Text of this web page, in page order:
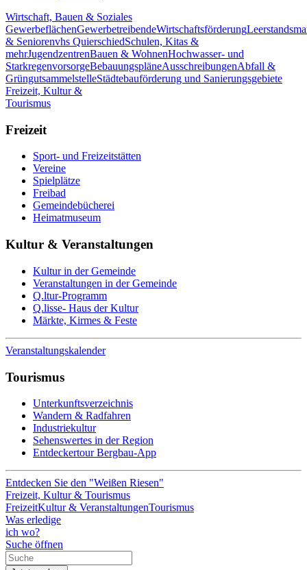
Wirtschaft, Bauen & Soziales
GewerbeflächenGewerbetreibendeWirtschaftsförderung
& Seniorenvhs QuierschiedSchulen, Kitas &
mehrJugendzentrenBauen & WohnenHochwasser- und
StarkregenvorsorgeBebauungspläneAusschreibungenAbfall &
GrüngutsammelstelleStädtebauförderung und Sanierungsgebiete
Freizeit, Kultur &
Tourismus
Freizeit
Sport- und Freizeitstätten
Vereine
Spielplätze
Freibad
Gemeindebücherei
Heimatmuseum
Kultur & Veranstaltungen
Kultur in der Gemeinde
Veranstaltungen in der Gemeinde
Q.ltur-Programm
Q.lisse- Haus der Kultur
Märkte, Kirmes & Feste
Veranstaltungskalender
Tourismus
Unterkunftsverzeichnis
Wandern & Radfahren
Industriekultur
Sehenswertes in der Region
Entdeckertour Bergbau-App
Entdecken Sie den "Weißen Riesen"
Freizeit, Kultur & Tourismus
FreizeitKultur & VeranstaltungenTourismus
Was erledige
ich wo?
Suche öffnen